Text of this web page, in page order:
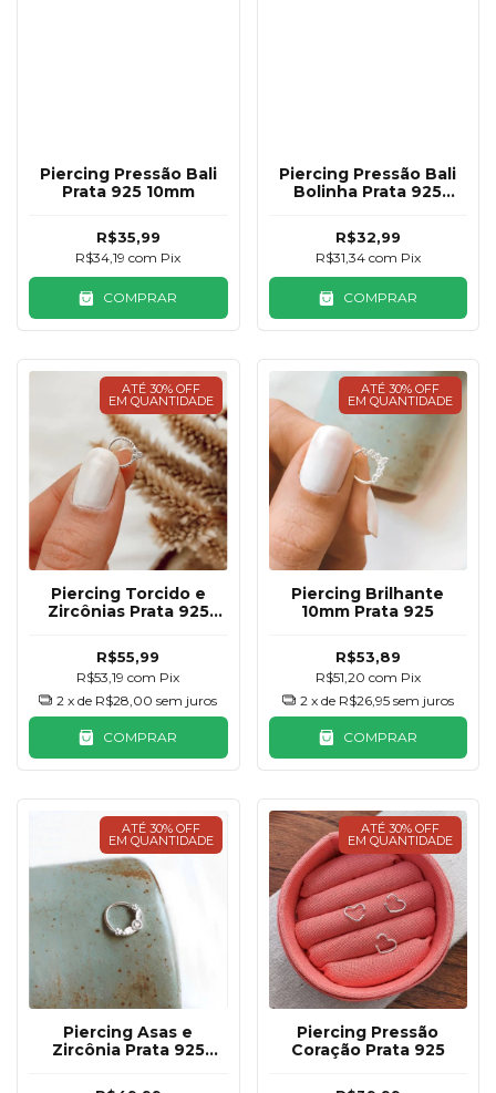
Piercing Pressão Bali
Prata 925 10mm
R$35,99
R$34,19com Pix
COMPRAR
Piercing Pressão Bali
Bolinha Prata 925
R$32,99
R$31,34 com Pix
COMPRAR
ATÉ 30% OFF
EM QUANTIDADE
Piercing Torcido e
Zircônias Prata 925
R$55,99
R$53,19com Pix
2 x de R$28,00 sem juros
COMPRAR
ATÉ 30% OFF
EM QUANTIDADE
Piercing Brilhante
10mm Prata 925
R$53,89
R$51,20 com Pix
2 x de R$26,95 sem juros
COMPRAR
ATÉ 30% OFF
EM QUANTIDADE
Piercing Asas e
Zircônia Prata 925
ATÉ 30% OFF
EM QUANTIDADE
Piercing Pressão
Coração Prata 925